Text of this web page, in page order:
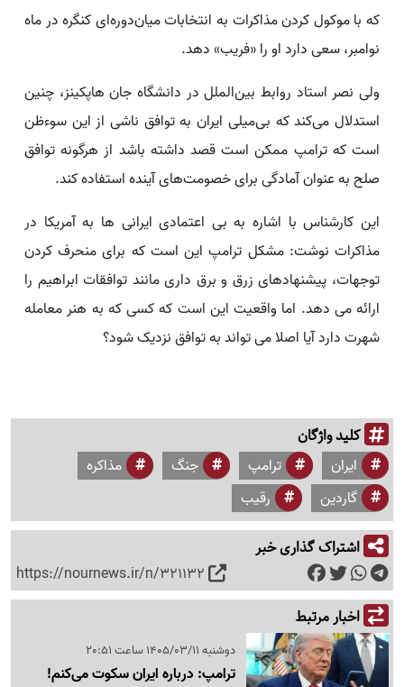
که با موکول کردن مذاکرات به انتخابات میان‌دوره‌ای کنگره در ماه
نوامبر، سعی دارد او را «فریب» دهد.
ولی نصر استاد روابط بین‌الملل در دانشگاه جان هاپکینز، چنین
استدلال می‌کند که بی‌میلی ایران به توافق ناشی از این سوءظن
است که ترامپ ممکن است قصد داشته باشد از هرگونه توافق
صلح به عنوان آمادگی برای خصومت‌های آینده استفاده کند.
این کارشناس با اشاره به بی اعتمادی ایرانی ها به آمریکا در
مذاکرات نوشت: مشکل ترامپ این است که برای منحرف کردن
توجهات، پیشنهادهای زرق و برق داری مانند توافقات ابراهیم را
ارائه می دهد. اما واقعیت این است که کسی که به هنر معامله
شهرت دارد آیا اصلا می تواند به توافق نزدیک شود؟
کلید واژگان
ایران ترامپ جنگ
مذاکره
گاردین
رقیب
اشتراک گذاری خبر
https://nournews.ir/n/321132
اخبار مرتبط
دوشنبه 1405/03/11 ساعت 20:51
ترامپ: درباره ایران سکوت می‌کنم!